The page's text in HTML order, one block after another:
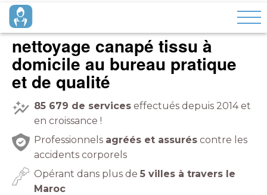
nettoyage canapé tissu à
domicile pratique
et de qualité
85 679 de services effectués depuis 2014 et
en croissance !
Professionnels agréés et assurés contre les
accidents corporels
Opérant dans plus de 5 villes à travers le
Maroc